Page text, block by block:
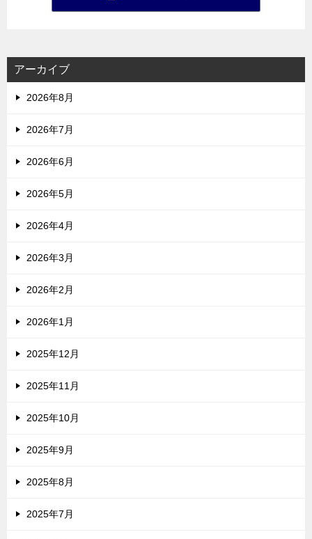
アーカイブ
2026年8月
2026年7月
2026年6月
2026年5月
2026年4月
2026年3月
2026年2月
2026年1月
2025年12月
2025年11月
2025年10月
2025年9月
2025年8月
2025年7月